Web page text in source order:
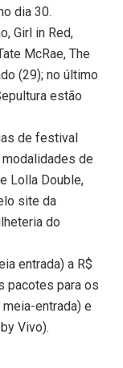
dia 30.
Girl in Red,
McRae, The
(29); no último
estão
de festival
de
Lolla Double,
site da
do
entrada) a R$
pacotes para os
entrada) e
Vivo).